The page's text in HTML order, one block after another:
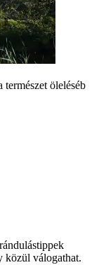
természet öleléséb
közül válogathat.